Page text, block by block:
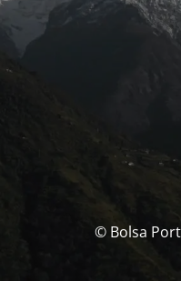
© Bolsa